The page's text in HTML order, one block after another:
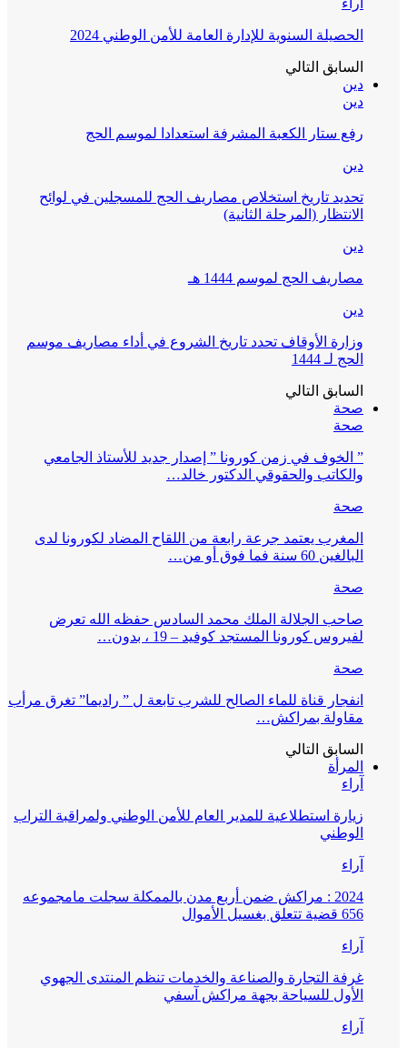
آراء
الحصيلة السنوية للإدارة العامة للأمن الوطني 2024
السابق التالي
دين
دين
رفع ستار الكعبة المشرفة استعدادا لموسم الحج
دين
تحديد تاريخ استخلاص مصاريف الحج للمسجلين في لوائح
الانتظار (المرحلة الثانية)
دين
مصاريف الحج لموسم 1444 هـ
دين
وزارة الأوقاف تحدد تاريخ الشروع في أداء مصاريف موسم
الحج لـ 1444
السابق التالي
صحة
صحة
” الخوف في زمن كورونا ” إصدار جديد للأستاذ الجامعي
والكاتب والحقوقي الدكتور خالد…
صحة
المغرب يعتمد جرعة رابعة من اللقاح المضاد لكورونا لدى
البالغين 60 سنة فما فوق أو من…
صحة
صاحب الجلالة الملك محمد السادس حفظه الله تعرض
لفيروس كورونا المستجد كوفيد – 19 ، بدون…
صحة
انفجار قناة للماء الصالح للشرب تابعة ل ” راديما” تغرق مرأب
مقاولة بمراكش…
السابق التالي
المرأة
آراء
زيارة استطلاعية للمدير العام للأمن الوطني ولمراقبة التراب
الوطني
آراء
2024 : مراكش ضمن أربع مدن بالممكلة سجلت مامجموعه
656 قضية تتعلق بغسيل الأموال
آراء
غرفة التجارة والصناعة والخدمات تنظم المنتدى الجهوي
الأول للسياحة بجهة مراكش آسفي
آراء